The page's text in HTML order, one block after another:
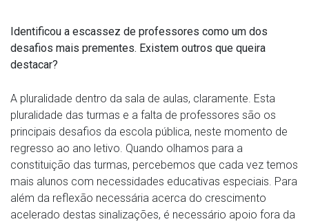
Identificou a escassez de professores como um dos
desafios mais prementes. Existem outros que queira
destacar?
A pluralidade dentro da sala de aulas, claramente. Esta
pluralidade das turmas e a falta de professores são os
principais desafios da escola pública, neste momento de
regresso ao ano letivo. Quando olhamos para a
constituição das turmas, percebemos que cada vez temos
mais alunos com necessidades educativas especiais. Para
além da reflexão necessária acerca do crescimento
acelerado destas sinalizações, é necessário apoio fora da